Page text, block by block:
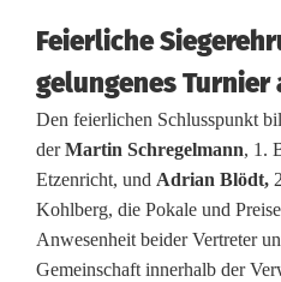
t
h
e
n
Feierliche
gelungenes Turnier
Den feierlichen Schlusspunkt
derMartin Schregelmann, 1.
Etzenricht, und Adrian Blödt,
Kohlberg, die Pokale und
Anwesenheit beider Vertreter
Gemeinschaft innerhalb der